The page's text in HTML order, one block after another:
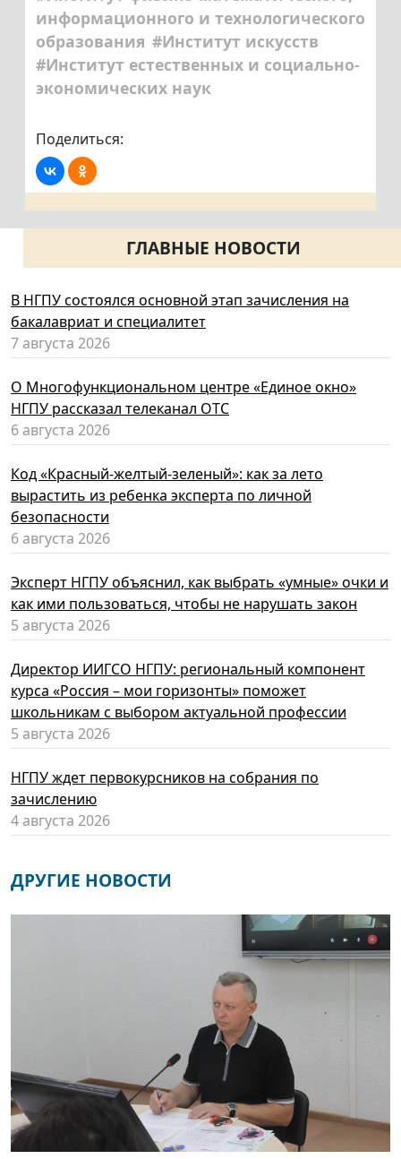
информационного и технологического
образования #Институт искусств
#Институт естественных и социально-
экономических наук
Поделиться:
ГЛАВНЫЕ НОВОСТИ
В НГПУ состоялся основной этап зачисления на
бакалавриат и специалитет
7 августа 2026
О Многофункциональном центре «Единое окно»
НГПУ рассказал телеканал ОТС
6 августа 2026
Код «Красный-желтый-зеленый»: как за лето
вырастить из ребенка эксперта по личной
безопасности
6 августа 2026
Эксперт НГПУ объяснил, как выбрать «умные» очки и
как ими пользоваться, чтобы не нарушать закон
5 августа 2026
Директор ИИГСО НГПУ: региональный компонент
курса «Россия – мои горизонты» поможет
школьникам с выбором актуальной профессии
5 августа 2026
НГПУ ждет первокурсников на собрания по
зачислению
4 августа 2026
ДРУГИЕ НОВОСТИ